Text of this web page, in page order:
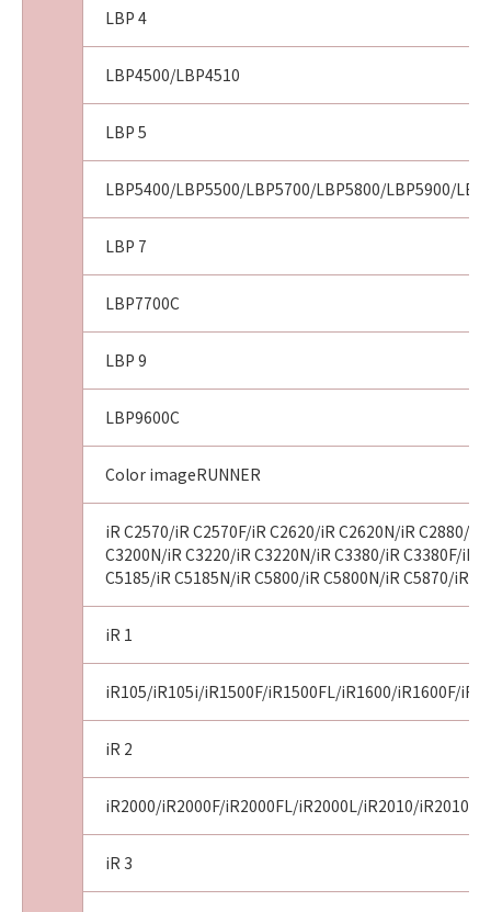
LBP 4
LBP4500/LBP4510
LBP 5
LBP5400/LBP5500/LBP5700/LBP5800/LBP5900/
LBP 7
LBP7700C
LBP 9
LBP9600C
Color imageRUNNER
iR C2570/iR C2570F/iR C2620/iR C2620N/iR C2880/
C3200N/iR C3220/iR C3220N/iR C3380/iR C3380F/iR
C5185/iR C5185N/iR C5800/iR C5800N/iR C5870/iR
iR 1
iR105/iR105i/iR1500F/iR1500FL/iR1600/iR1600F/
iR 2
iR2000/iR2000F/iR2000FL/iR2000L/iR2010/
iR 3